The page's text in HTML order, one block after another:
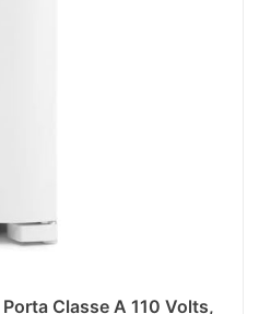
Classe A 110 Volts,